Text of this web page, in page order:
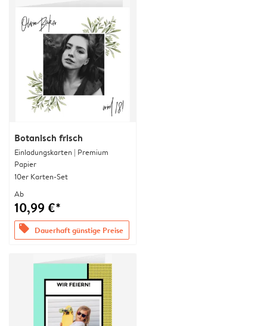
Botanisch frisch
Einladungskarten | Premium
Papier
10er Karten-Set
Ab
10,99 €*
offers Dauerhaft günstige Preise